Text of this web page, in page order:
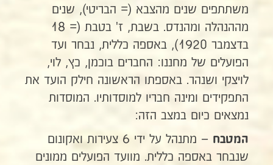
משתתפים שנים מהצבא (= הבריטי), שנים
מההנהלה ומהנדס. בשבת, ז' בטבת (= 18
בדצמבר 1920), באספה כללית, נבחר ועד
הפועלים של מחננו: החברים בוכמן, כץ, לוי,
לויצקי ושנהר. באספתו הראשונה חילק הועד את
התפקידים ומינה חבריו למוסדותיו. המוסדות
נמצאים כיום במצב הזה:
המטבח
– מתנהל על ידי 6 צעירות ואקונום
שנבחר באספה כללית. מוועד הפועלים ממונים